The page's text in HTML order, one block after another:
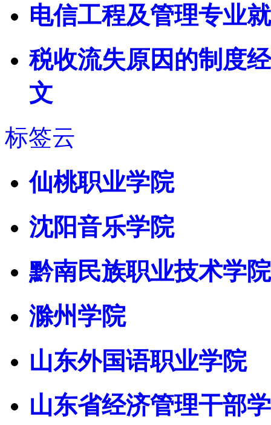
电信工程及管理专业
税收流失原因的制度
文
标签云
仙桃职业学院
沈阳音乐学院
黔南民族职业技术学院
滁州学院
山东外国语职业学院
山东省经济管理干部